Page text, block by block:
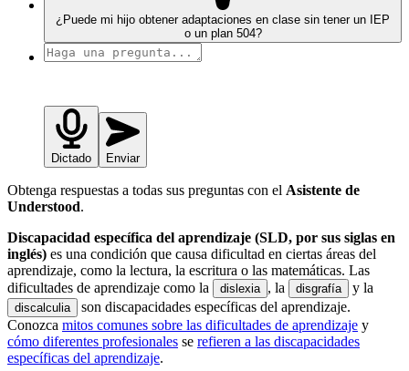
¿Puede mi hijo obtener adaptaciones en clase sin tener un IEP
o un plan 504?
Dictado Enviar
Obtenga respuestas a todas sus preguntas con el Asistente de
Understood.
Discapacidad específica del aprendizaje (SLD, por sus siglas en
inglés) es una condición que causa dificultad en ciertas áreas del
aprendizaje, como la lectura, la escritura o las matemáticas. Las
dificultades de aprendizaje como la
dislexia , la disgrafía y la
discalculia
son discapacidades específicas del aprendizaje.
Conozca mitos comunes sobre las dificultades de aprendizaje y
cómo diferentes profesionales se refieren a las discapacidades
específicas del aprendizaje.